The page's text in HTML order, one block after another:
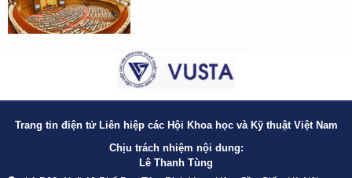
Trang tin điện tử Liên hiệp các Hội Khoa học và Kỹ thuật Việt Nam
Chịu trách nhiệm nội dung:
Lê Thanh Tùng